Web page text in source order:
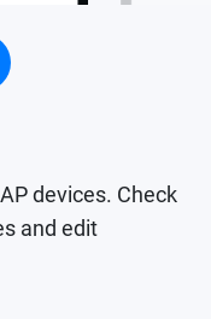
devices. Check
and edit